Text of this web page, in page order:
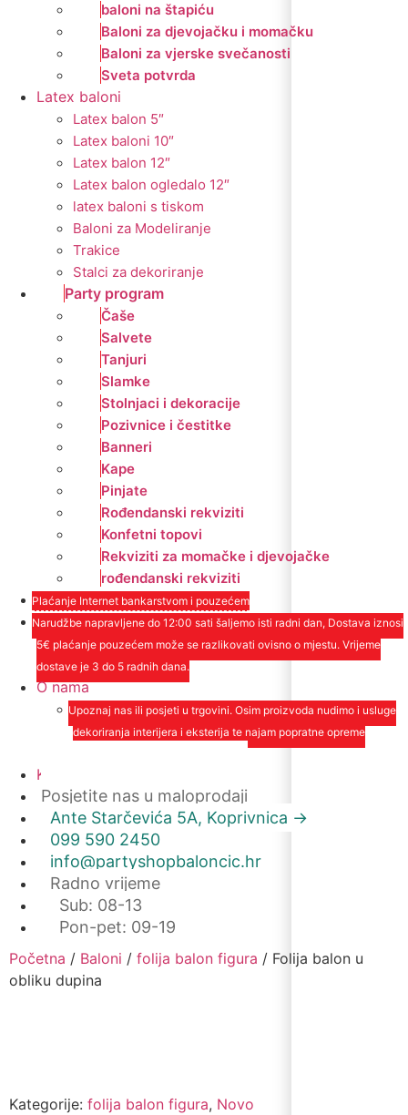
baloni na štapiću
Baloni za djevojačku i momačku
Baloni za vjerske svečanosti
Sveta potvrda
Latex baloni
Latex balon 5″
Latex baloni 10″
Latex balon 12″
Latex balon ogledalo 12″
latex baloni s tiskom
Baloni za Modeliranje
Trakice
Stalci za dekoriranje
Party program
Čaše
Salvete
Tanjuri
Slamke
Stolnjaci i dekoracije
Pozivnice i čestitke
Banneri
Kape
Pinjate
Rođendanski rekviziti
Konfetni topovi
Rekviziti za momačke i djevojačke
rođendanski rekviziti
Plaćanje Internet bankarstvom i pouzećem
Narudžbe napravljene do 12:00 sati šaljemo isti radni dan, Dostava iznosi
5€ plaćanje pouzećem može se razlikovati ovisno o mjestu. Vrijeme
dostave je 3 do 5 radnih dana.
O nama
Upoznaj nas ili posjeti u trgovini. Osim proizvoda nudimo i usluge
dekoriranja interijera i eksterija te najam popratne opreme
Kontakt
Posjetite nas u maloprodaji
Ante Starčevića 5A, Koprivnica ->
099 590 2450
info@partyshopbaloncic.hr
Radno vrijeme
Sub: 08-13
Pon-pet: 09-19
Početna / Baloni / folija balon figura / Folija balon u
obliku dupina
Kategorije: folija balon figura, Novo